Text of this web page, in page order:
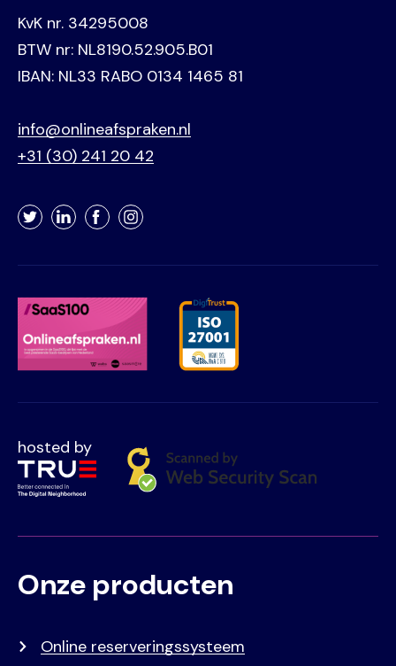
KvK nr. 34295008
BTW nr: NL8190.52.905.B01
IBAN: NL33 RABO 0134 1465 81
info@onlineafspraken.nl
+31 (30) 241 20 42
TwitterLinkedInFacebookInstagram
hosted by
Voet
Primair
Onze producten
Online reserveringssysteem